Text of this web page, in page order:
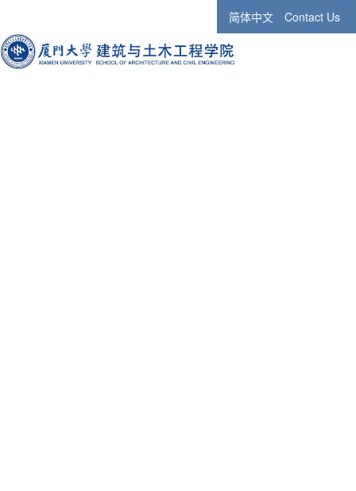
简体中文 Contact Us